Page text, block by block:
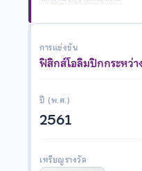
การแข่งขัน
ฟิสิกส์โอลิมปิกกระหว่า
ปี (พ.ศ.)
2561
เหรียญรางวัล